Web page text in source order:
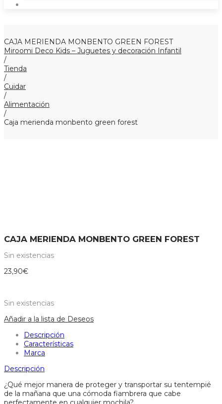
CAJA MERIENDA MONBENTO GREEN FOREST
Miroomi Deco Kids – Juguetes y decoración Infantil
/
Tienda
/
Cuidar
/
Alimentación
/
Caja merienda monbento green forest
CAJA MERIENDA MONBENTO GREEN FOREST
Sin existencias
23,90€
Sin existencias
Añadir a la lista de Deseos
Descripción
Características
Marca
Descripción
¿Qué mejor manera de proteger y transportar su tentempié
de la mañana que una cómoda fiambrera que cabe